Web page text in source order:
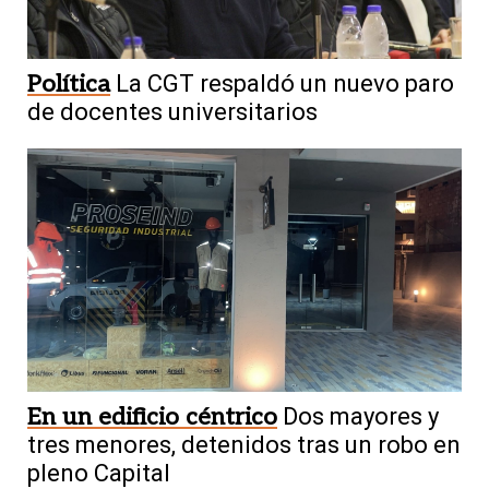
Política La CGT respaldó un nuevo paro
de docentes universitarios
En un edificio céntrico Dos mayores y
tres menores, detenidos tras un robo en
pleno Capital